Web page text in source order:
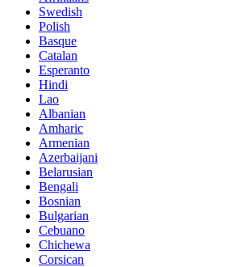
Swedish
Polish
Basque
Catalan
Esperanto
Hindi
Lao
Albanian
Amharic
Armenian
Azerbaijani
Belarusian
Bengali
Bosnian
Bulgarian
Cebuano
Chichewa
Corsican